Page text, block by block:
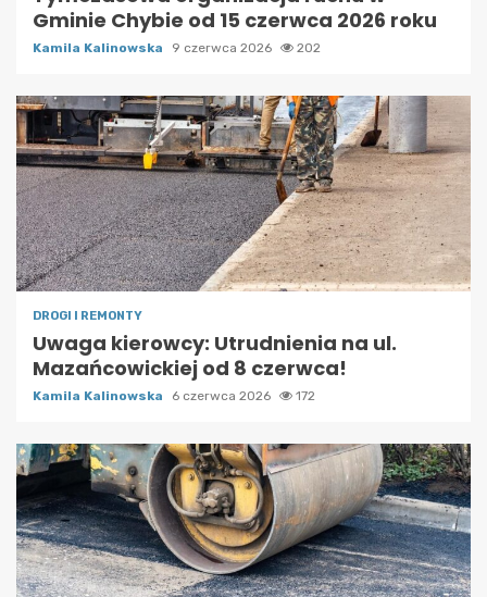
Gminie Chybie od 15 czerwca 2026 roku
Kamila Kalinowska 9 czerwca 2026 202
DROGI I REMONTY
Uwaga kierowcy: Utrudnienia na ul.
Mazańcowickiej od 8 czerwca!
Kamila Kalinowska 6 czerwca 2026 172